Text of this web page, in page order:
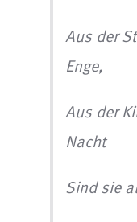
Aus der
Enge,
Aus der
Nacht
Sind sie